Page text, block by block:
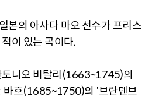
본의 아사다 마오 선수가 프리스
이 있는 곡이다.
토니오 비탈리(1663~1745)의
바흐(1685~1750)의 '브란덴브